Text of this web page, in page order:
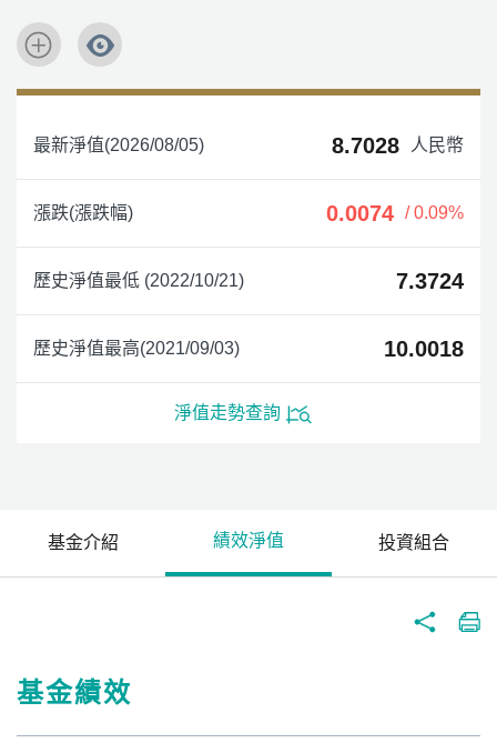
最新淨值(2026/08/05) 8.7028 人民幣
漲跌(漲跌幅) 0.0074 / 0.09%
歷史淨值最低 (2022/10/21) 7.3724
歷史淨值最高(2021/09/03) 10.0018
淨值走勢查詢
基金介紹 績效淨值 投資組合
基金績效